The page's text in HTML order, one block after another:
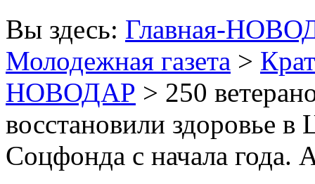
Вы здесь: Главная-
Молодежная газета >
НОВОДАР > 250
восстановили здоровье в
Соцфонда с начала года.